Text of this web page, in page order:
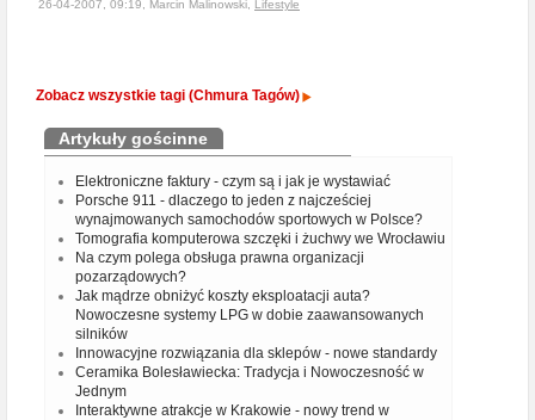
26-04-2007, 09:19, Marcin Malinowski, Lifestyle
Zobacz wszystkie tagi (Chmura Tagów)
Artykuły gościnne
Elektroniczne faktury - czym są i jak je wystawiać
Porsche 911 - dlaczego to jeden z najcześciej
wynajmowanych samochodów sportowych w Polsce?
Tomografia komputerowa szczęki i żuchwy we Wrocławiu
Na czym polega obsługa prawna organizacji
pozarządowych?
Jak mądrze obniżyć koszty eksploatacji auta?
Nowoczesne systemy LPG w dobie zaawansowanych
silników
Innowacyjne rozwiązania dla sklepów - nowe standardy
Ceramika Bolesławiecka: Tradycja i Nowoczesność w
Jednym
Interaktywne atrakcje w Krakowie - nowy trend w